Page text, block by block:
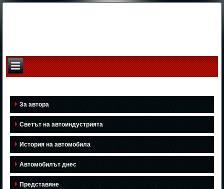
За автора
Светът на автоиндустрията
История на автомобила
Автомобилът днес
Представяне